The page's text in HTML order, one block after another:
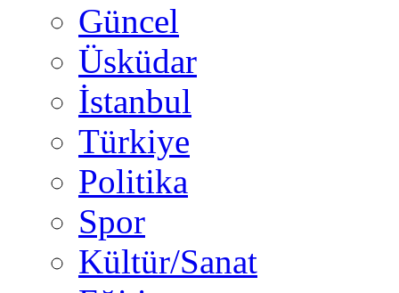
Güncel
Üsküdar
İstanbul
Türkiye
Politika
Spor
Kültür/Sanat